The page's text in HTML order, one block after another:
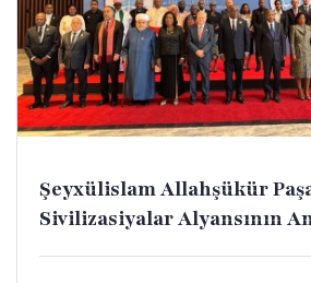
Şeyxülislam Allahşükür
Sivilizasiyalar Alyansının